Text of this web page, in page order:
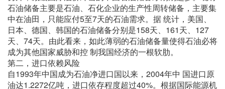
石油储备主要是石油、石化企业的生产性周转储备，主要集
中在油田，只能应付5至7天的石油需求。据 统计，美国、
日本、德国、韩国的石油储备分别是158天、161天、127
天、74天。由此看来，如此薄弱的石油储备量使得石油必将
成为其他国家威胁和控 制我国经济的一根软肋。
第二，进口依赖风险
自1993年中国成为石油净进口国以来，2004年中 国进口原
油达1.2272亿吨，进口依存程度超过40%。根据国际能源机